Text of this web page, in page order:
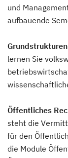
und
aufbauende
lernen Sie
Öffentliches
steht die
für den
die Module